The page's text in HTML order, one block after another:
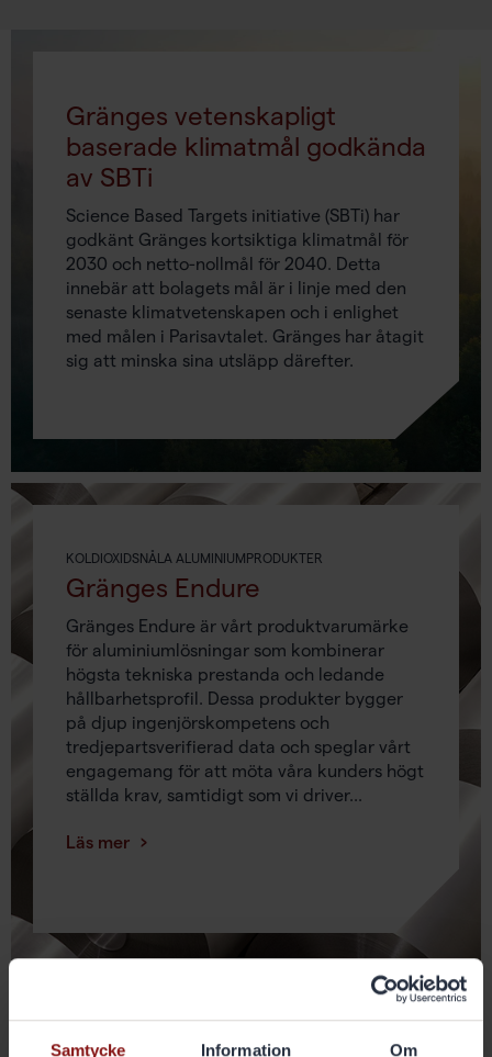
Samtycke Information Om
Gränges vetenskapligt
baserade klimatmål godkända
av SBTi
Science Based Targets initiative (SBTi) har
godkänt Gränges kortsiktiga klimatmål för
2030 och netto-nollmål för 2040. Detta
innebär att bolagets mål är i linje med den
senaste klimatvetenskapen och i enlighet
med målen i Parisavtalet. Gränges har åtagit
sig att minska sina utsläpp därefter.
KOLDIOXIDSNÅLA ALUMINIUMPRODUKTER
Gränges Endure
Gränges Endure är vårt produktvarumärke
för aluminiumlösningar som kombinerar
högsta tekniska prestanda och ledande
hållbarhetsprofil. Dessa produkter bygger
på djup ingenjörskompetens och
tredjepartsverifierad data och speglar vårt
engagemang för att möta våra kunders högt
ställda krav, samtidigt som vi driver...
Läs mer
I FOCUS